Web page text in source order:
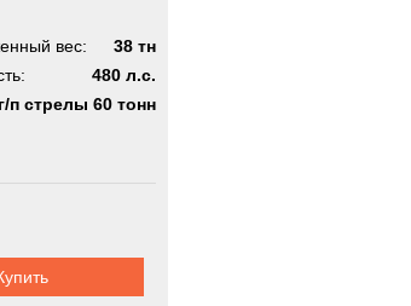
вес:
38 тн
480 л.с.
г/п стрелы 60 тонн